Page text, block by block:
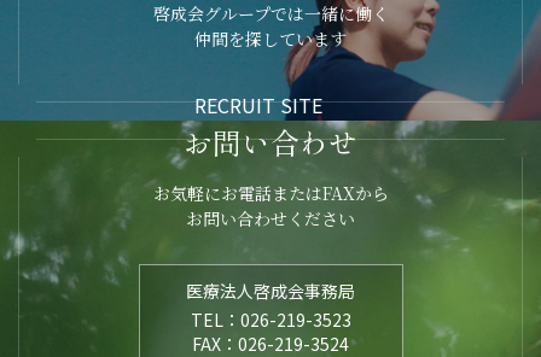
啓成会グループでは一緒に働く
仲間を探しています
RECRUIT SITE
お問い合わせ
お気軽にお電話またはFAXから
お問い合わせください
医療法人啓成会事務局
TEL：026-219-3523
FAX：026-219-3524